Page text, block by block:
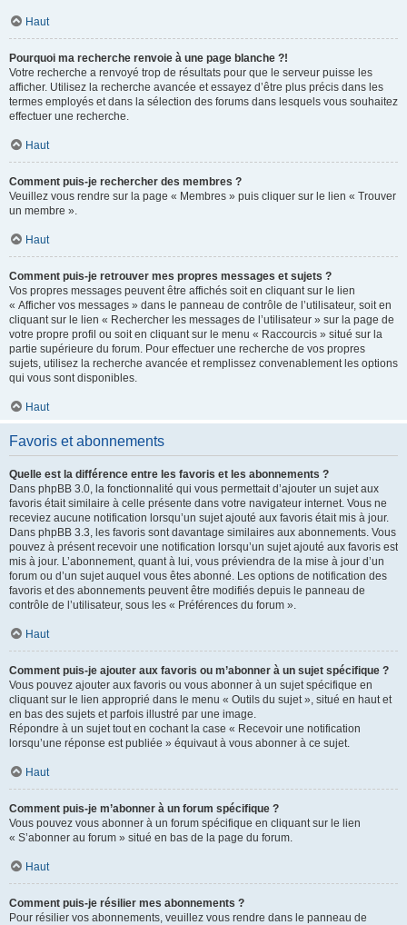
Haut
Pourquoi ma recherche renvoie à une page blanche ?!
Votre recherche a renvoyé trop de résultats pour que le serveur puisse les
afficher. Utilisez la recherche avancée et essayez d’être plus précis dans les
termes employés et dans la sélection des forums dans lesquels vous souhaitez
effectuer une recherche.
Haut
Comment puis-je rechercher des membres ?
Veuillez vous rendre sur la page « Membres » puis cliquer sur le lien « Trouver
un membre ».
Haut
Comment puis-je retrouver mes propres messages et sujets ?
Vos propres messages peuvent être affichés soit en cliquant sur le lien
« Afficher vos messages » dans le panneau de contrôle de l’utilisateur, soit en
cliquant sur le lien « Rechercher les messages de l’utilisateur » sur la page de
votre propre profil ou soit en cliquant sur le menu « Raccourcis » situé sur la
partie supérieure du forum. Pour effectuer une recherche de vos propres
sujets, utilisez la recherche avancée et remplissez convenablement les options
qui vous sont disponibles.
Haut
Favoris et abonnements
Quelle est la différence entre les favoris et les abonnements ?
Dans phpBB 3.0, la fonctionnalité qui vous permettait d’ajouter un sujet aux
favoris était similaire à celle présente dans votre navigateur internet. Vous ne
receviez aucune notification lorsqu’un sujet ajouté aux favoris était mis à jour.
Dans phpBB 3.3, les favoris sont davantage similaires aux abonnements. Vous
pouvez à présent recevoir une notification lorsqu’un sujet ajouté aux favoris est
mis à jour. L’abonnement, quant à lui, vous préviendra de la mise à jour d’un
forum ou d’un sujet auquel vous êtes abonné. Les options de notification des
favoris et des abonnements peuvent être modifiés depuis le panneau de
contrôle de l’utilisateur, sous les « Préférences du forum ».
Haut
Comment puis-je ajouter aux favoris ou m’abonner à un sujet spécifique ?
Vous pouvez ajouter aux favoris ou vous abonner à un sujet spécifique en
cliquant sur le lien approprié dans le menu « Outils du sujet », situé en haut et
en bas des sujets et parfois illustré par une image.
Répondre à un sujet tout en cochant la case « Recevoir une notification
lorsqu’une réponse est publiée » équivaut à vous abonner à ce sujet.
Haut
Comment puis-je m’abonner à un forum spécifique ?
Vous pouvez vous abonner à un forum spécifique en cliquant sur le lien
« S’abonner au forum » situé en bas de la page du forum.
Haut
Comment puis-je résilier mes abonnements ?
Pour résilier vos abonnements, veuillez vous rendre dans le panneau de